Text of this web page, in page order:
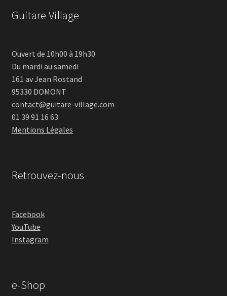
Guitare Village
Ouvert de 10h00 à 19h30
Du mardi au samedi
161 av Jean Rostand
95330 DOMONT
contact@guitare-village.com
01 39 91 16 63
Mentions Légales
Retrouvez-nous
Facebook
YouTube
Instagram
e-Shop